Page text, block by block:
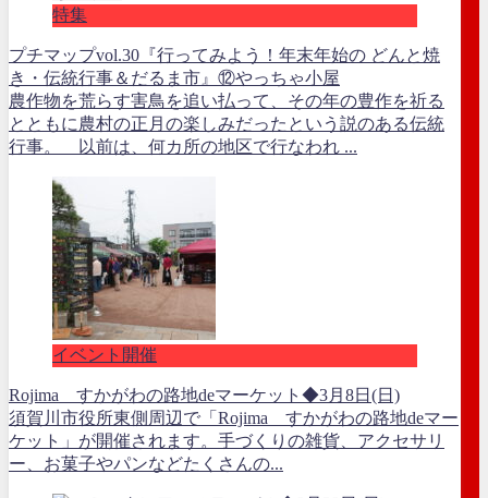
特集
プチマップvol.30『行ってみよう！年末年始の どんと焼
き・伝統行事＆だるま市』⑫やっちゃ小屋
農作物を荒らす害鳥を追い払って、その年の豊作を祈る
とともに農村の正月の楽しみだったという説のある伝統
行事。 以前は、何カ所の地区で行なわれ ...
イベント開催
Rojima すかがわの路地deマーケット◆3月8日(日)
須賀川市役所東側周辺で「Rojima すかがわの路地deマー
ケット」が開催されます。手づくりの雑貨、アクセサリ
ー、お菓子やパンなどたくさんの...